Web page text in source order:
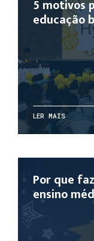
5 motivos
educação
LER MAIS
Por que
ensino